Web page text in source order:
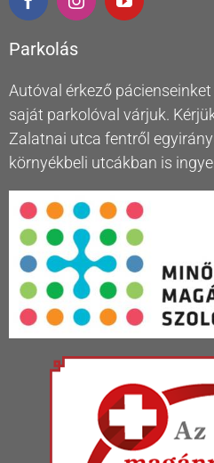
Parkolás
Autóval érkező
saját parkolóval várjuk.
Zalatnai utca fentről
környékbeli utcákban is